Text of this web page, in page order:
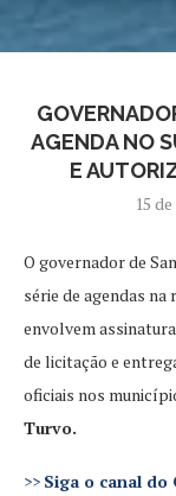
AGENDA NO
E
15
O governador de
série de agendas na
envolvem
de licitação e
oficiais nos
Turvo.
>> Siga o canal